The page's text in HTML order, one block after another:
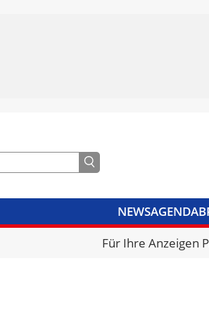
NEWSAGENDA
VIDEOSBIBLIOTHEK
Für Ihre Anzeigen